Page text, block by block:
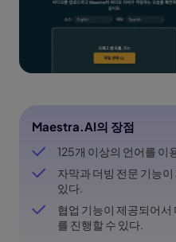
Maestra.AI의 장점
125개 이상의 언어를 이
자막과 더빙 전문 기능
있다.
협업 기능이 제공되어서
를 진행할 수 있다.